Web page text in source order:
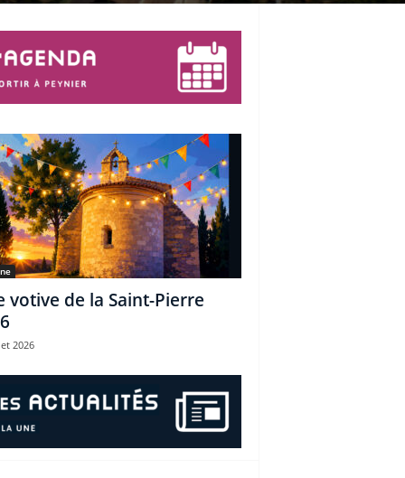
votive de la Saint-Pierre
2026